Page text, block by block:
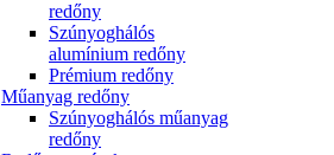
redőny
Szúnyoghálós
alumínium redőny
Prémium redőny
Műanyag redőny
Szúnyoghálós műanyag
redőny